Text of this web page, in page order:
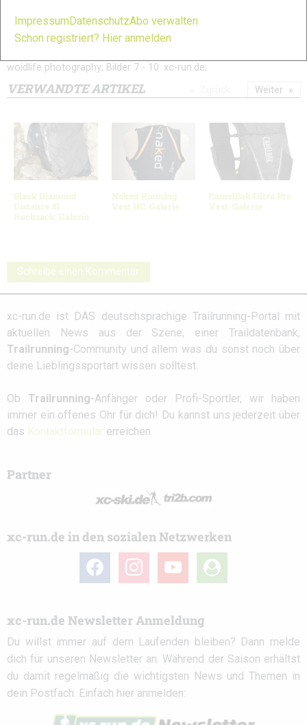
9
woidlife photography; Bilder 7 - 10: xc-run.de;
VERWANDTE ARTIKEL
Black Diamond
Distance 8l
Rucksack: Galerie
Naked Running
Vest HC: Galerie
CamelBak Ultra Pro
Vest: Galerie
Weiter
Schreibe einen Kommentar
xc-run.de ist DAS deutschsprachige Trailrunning-Portal mit
aktuellen News aus der Szene, einer Traildatenbank,
Trailrunning-Community und allem was du sonst noch über
deine Lieblingssportart wissen solltest.
Ob Trailrunning-Anfänger oder Profi-Sportler, wir haben
immer ein offenes Ohr für dich! Du kannst uns jederzeit über
das Kontaktformular erreichen.
Partner
xc-run.de in den sozialen Netzwerken
facebook instagramyoutube
user-
circle
xc-run.de Newsletter Anmeldung
Du willst immer auf dem Laufenden bleiben? Dann melde
dich für unseren Newsletter an. Während der Saison erhältst
du damit regelmäßig die wichtigsten News und Themen in
dein Postfach. Einfach hier anmelden:
Impressum DatenschutzAbo verwalten
Schon registriert? Hier anmelden